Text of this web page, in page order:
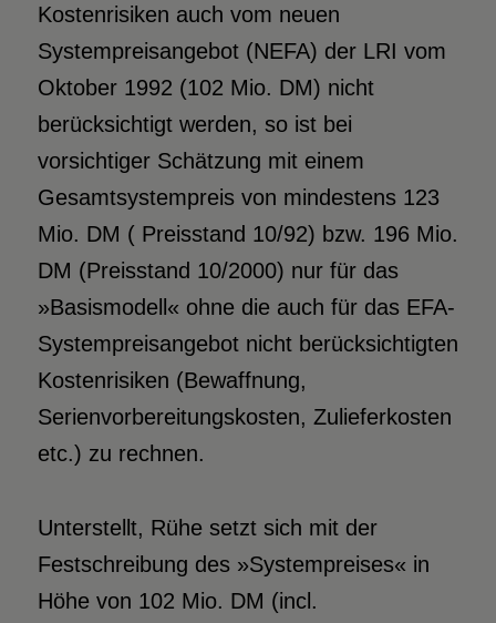
Kostenrisiken auch vom neuen
Systempreisangebot (NEFA) der LRI vom
Oktober 1992 (102 Mio. DM) nicht
berücksichtigt werden, so ist bei
vorsichtiger Schätzung mit einem
Gesamtsystempreis von mindestens 123
Mio. DM ( Preisstand 10/92) bzw. 196 Mio.
DM (Preisstand 10/2000) nur für das
»Basismodell« ohne die auch für das EFA-
Systempreisangebot nicht berücksichtigten
Kostenrisiken (Bewaffnung,
Serienvorbereitungskosten, Zulieferkosten
etc.) zu rechnen.
Unterstellt, Rühe setzt sich mit der
Festschreibung des »Systempreises« in
Höhe von 102 Mio. DM (incl.